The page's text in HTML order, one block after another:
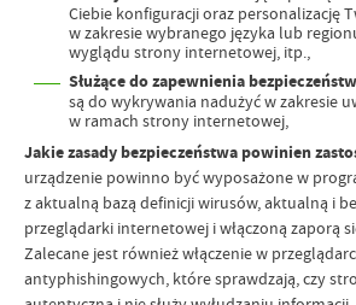
Ciebie konfiguracji oraz personalizację
w zakresie wybranego języka lub
wyglądu strony internetowej, itp.,
Służące do zapewnienia
są do wykrywania nadużyć w zakresie
w ramach strony internetowej,
Jakie zasady bezpieczeństwa powinien
urządzenie powinno być wyposażone w
z aktualną bazą definicji wirusów, aktualną i
przeglądarki internetowej i włączoną zaporą
Zalecane jest również włączenie w
antyphishingowych, które sprawdzają, czy